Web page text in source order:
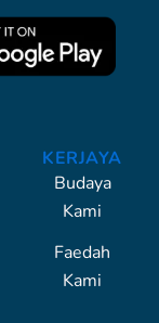
KERJAYA
Budaya
Kami
Faedah
Kami